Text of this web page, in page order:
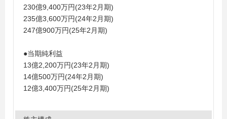
230億9,400万円(23年2月期)
235億3,600万円(24年2月期)
247億900万円(25年2月期)
●当期純利益
13億2,200万円(23年2月期)
14億500万円(24年2月期)
12億3,400万円(25年2月期)